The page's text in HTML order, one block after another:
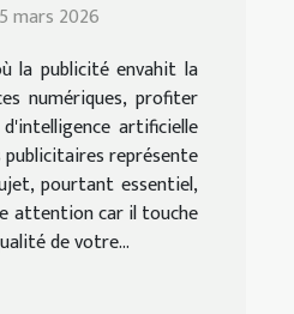
?
mars 2026
la publicité envahit la
numériques, profiter
artificielle
représente
pourtant essentiel,
attention car il touche
de votre...